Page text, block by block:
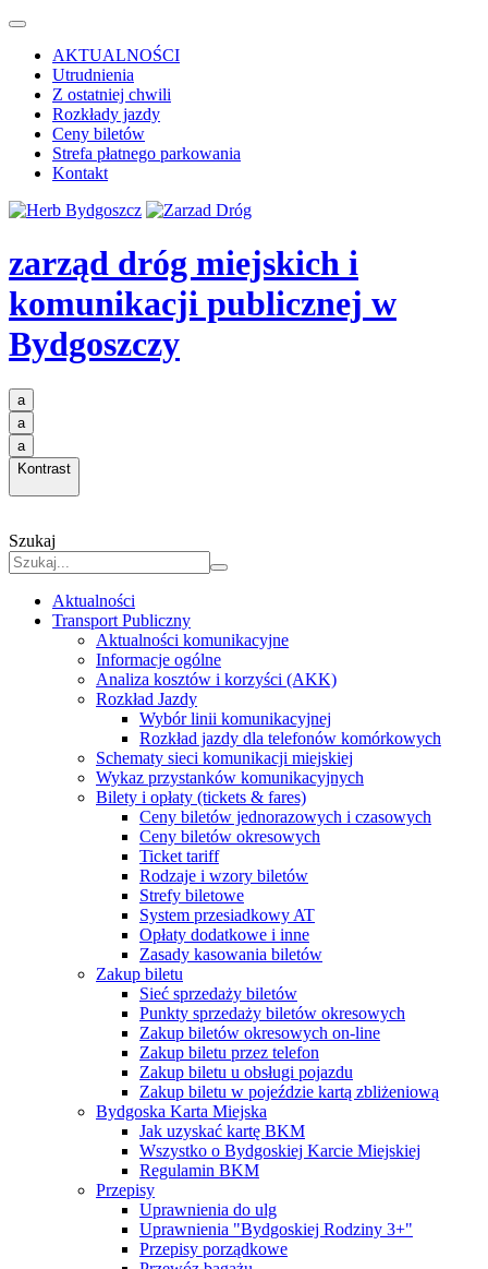
AKTUALNOŚCI
Utrudnienia
Z ostatniej chwili
Rozkłady jazdy
Ceny biletów
Strefa płatnego parkowania
Kontakt
zarząd dróg miejskich i
komunikacji publicznej w
Bydgoszczy
a
a
a
Kontrast
Szukaj
Aktualności
Transport Publiczny
Aktualności komunikacyjne
Informacje ogólne
Analiza kosztów i korzyści (AKK)
Rozkład Jazdy
Wybór linii komunikacyjnej
Rozkład jazdy dla telefonów komórkowych
Schematy sieci komunikacji miejskiej
Wykaz przystanków komunikacyjnych
Bilety i opłaty (tickets & fares)
Ceny biletów jednorazowych i czasowych
Ceny biletów okresowych
Ticket tariff
Rodzaje i wzory biletów
Strefy biletowe
System przesiadkowy AT
Opłaty dodatkowe i inne
Zasady kasowania biletów
Zakup biletu
Sieć sprzedaży biletów
Punkty sprzedaży biletów okresowych
Zakup biletów okresowych on-line
Zakup biletu przez telefon
Zakup biletu u obsługi pojazdu
Zakup biletu w pojeździe kartą zbliżeniową
Bydgoska Karta Miejska
Jak uzyskać kartę BKM
Wszystko o Bydgoskiej Karcie Miejskiej
Regulamin BKM
Przepisy
Uprawnienia do ulg
Uprawnienia "Bydgoskiej Rodziny 3+"
Przepisy porządkowe